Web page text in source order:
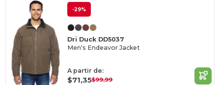
-29%
Dri Duck DD5037
Men's Endeavor Jacket
A partir de:
$71,35$99,99